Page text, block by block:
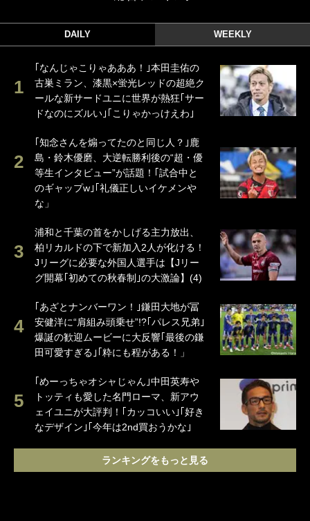
DAILY WEEKLY
｢なんじゃこりゃあああ！｣本田圭佑の
古巣ミラン、漆黒×蛍光レッドの超絶ク
ールな新サードユニに世界が熱狂｢サー
ドなのにズルい｣｢こりゃかっけえわ｣
｢知念さんを煽ってたのと同じ人？｣鹿
島・鈴木優磨、大逆転勝利後の“超・優
等生インタビュー”が話題！｢試合中と
のギャップw｣｢礼儀正しいイケメンや
な」
浦和と千葉の首をかしげる主力放出、
柏リカルドの下で新加入2人が化ける！
Jリーグに必要な外国人選手は【Jリー
グ開幕｢初めての秋春制｣の大激論】(4)
｢あざとナンバーワン！｣鎌田大地が冨
安健洋に“肩組み頭乗せ”!?｢パレス兄弟｣
爆誕の歓迎ムービーに大反響｢最後の鎌
田可愛すぎる｣｢粋にも程がある！」
｢めーっちゃオシャじゃん｣中田英寿や
トッティも愛した名門ローマ、新アウ
ェイユニが大評判！｢カッコいい｣｢好き
なデザイン｣｢今年は2nd買おうかな｣
ランキングをもっと見る